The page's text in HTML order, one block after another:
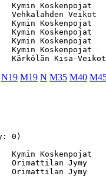
Kymin Koskenpojat
Vehkalahden Veikot
Kymin Koskenpojat
Kymin Koskenpojat
Kymin Koskenpojat
Kymin Koskenpojat
N19 M19 N M35 M40
0)
Kymin Koskenpojat
Orimattilan Jymy